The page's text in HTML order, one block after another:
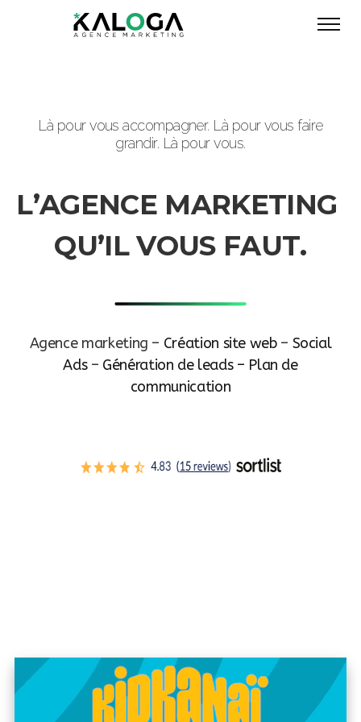
Là pour vous accompagner. Là pour vous faire
grandir. Là pour vous.
L’AGENCE MARKETING
QU’IL VOUS FAUT.
Agence marketing – Création site web– Social
Ads– Génération de leads – Plan de
communication